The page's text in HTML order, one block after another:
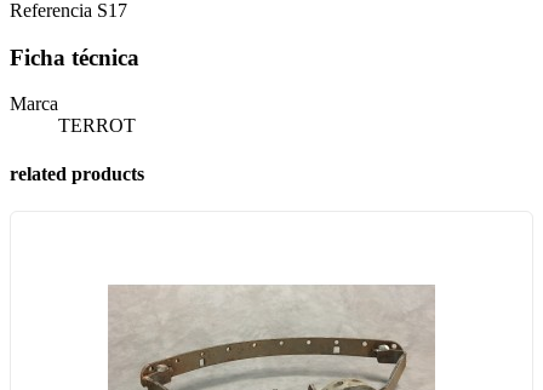
Referencia S17
Ficha técnica
Marca
TERROT
related products